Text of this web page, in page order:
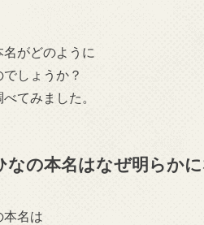
がどのように
しょうか？
てみました。
なの本名はなぜ明らか
本名は